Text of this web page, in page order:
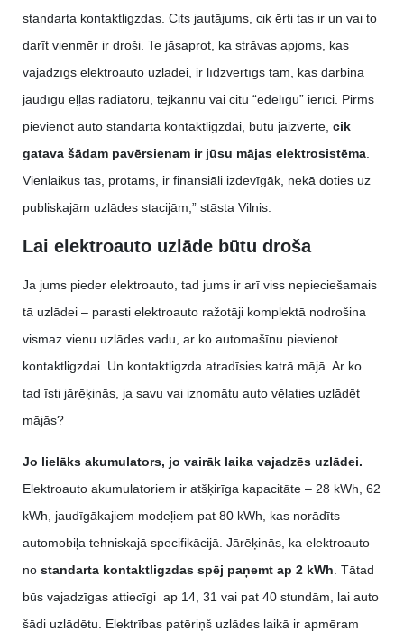
standarta kontaktligzdas. Cits jautājums, cik ērti tas ir un vai to
darīt vienmēr ir droši. Te jāsaprot, ka strāvas apjoms, kas
vajadzīgs elektroauto uzlādei, ir līdzvērtīgs tam, kas darbina
jaudīgu eļļas radiatoru, tējkannu vai citu “ēdelīgu” ierīci. Pirms
pievienot auto standarta kontaktligzdai, būtu jāizvērtē, cik
gatava šādam pavērsienam ir jūsu mājas elektrosistēma.
Vienlaikus tas, protams, ir finansiāli izdevīgāk, nekā doties uz
publiskajām uzlādes stacijām,” stāsta Vilnis.
Lai elektroauto uzlāde būtu droša
Ja jums pieder elektroauto, tad jums ir arī viss nepieciešamais
tā uzlādei – parasti elektroauto ražotāji komplektā nodrošina
vismaz vienu uzlādes vadu, ar ko automašīnu pievienot
kontaktligzdai. Un kontaktligzda atradīsies katrā mājā. Ar ko
tad īsti jārēķinās, ja savu vai iznomātu auto vēlaties uzlādēt
mājās?
Jo lielāks akumulators, jo vairāk laika vajadzēs uzlādei.
Elektroauto akumulatoriem ir atšķirīga kapacitāte – 28 kWh, 62
kWh, jaudīgākajiem modeļiem pat 80 kWh, kas norādīts
automobiļa tehniskajā specifikācijā. Jārēķinās, ka elektroauto
no standarta kontaktligzdas spēj paņemt ap 2 kWh. Tātad
būs vajadzīgas attiecīgi ap 14, 31 vai pat 40 stundām, lai auto
šādi uzlādētu. Elektrības patēriņš uzlādes laikā ir apmēram